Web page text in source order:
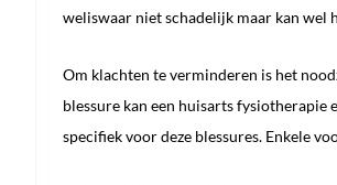
weliswaar niet schadelijk maar kan wel
Om klachten te verminderen is het
blessure kan een huisarts
specifiek voor deze blessures. Enkele